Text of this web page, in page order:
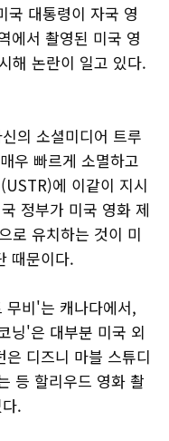
국 대통령이 자국 영
에서 촬영된 미국 영
해 논란이 일고 있다.
의 소셜미디어 트루
우 빠르게 소멸하고
에 이같이 지시
정부가 미국 영화 제
로 유치하는 것이 미
때문이다.
무비'는 캐나다에서,
닝'은 대부분 미국 외
디즈니 마블 스튜디
등 할리우드 영화 촬
다.